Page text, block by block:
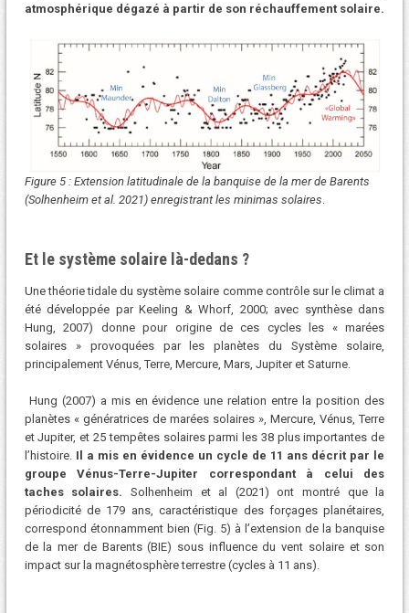
atmosphérique dégazé à partir de son réchauffement solaire.
Figure 5 : Extension latitudinale de la banquise de la mer de Barents
(Solhenheim et al. 2021) enregistrant les minimas solaires.
Et le système solaire là-dedans ?
Une théorie tidale du système solaire comme contrôle sur le climat a
été développée par Keeling & Whorf, 2000; avec synthèse dans
Hung, 2007) donne pour origine de ces cycles les « marées
solaires » provoquées par les planètes du Système solaire,
principalement Vénus, Terre, Mercure, Mars, Jupiter et Saturne.
Hung (2007) a mis en évidence une relation entre la position des
planètes « génératrices de marées solaires », Mercure, Vénus, Terre
et Jupiter, et 25 tempêtes solaires parmi les 38 plus importantes de
l’histoire. Il a mis en évidence un cycle de 11 ans décrit par le
groupe Vénus-Terre-Jupiter correspondant à celui des
taches solaires. Solhenheim et al (2021) ont montré que la
périodicité de 179 ans, caractéristique des forçages planétaires,
correspond étonnamment bien (Fig. 5) à l’extension de la banquise
de la mer de Barents (BIE) sous influence du vent solaire et son
impact sur la magnétosphère terrestre (cycles à 11 ans).